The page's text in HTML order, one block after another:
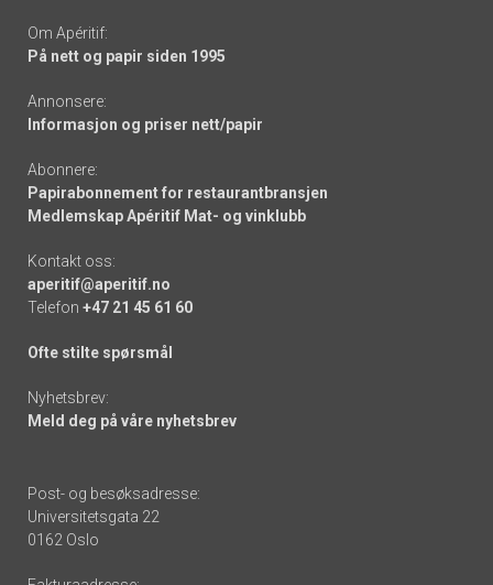
Om Apéritif:
På nett og papir siden 1995
Annonsere:
Informasjon og priser nett/papir
Abonnere:
Papirabonnement for restaurantbransjen
Medlemskap Apéritif Mat- og vinklubb
Kontakt oss:
aperitif@aperitif.no
Telefon +47 21 45 61 60
Ofte stilte spørsmål
Nyhetsbrev:
Meld deg på våre nyhetsbrev
Post- og besøksadresse:
Universitetsgata 22
0162 Oslo